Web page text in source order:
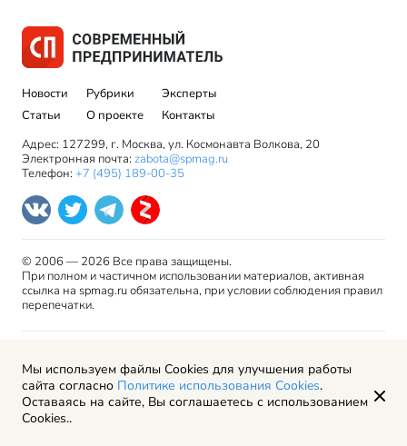
Новости
Статьи
Рубрики
О проекте
Эксперты
Контакты
Адрес: 127299, г. Москва, ул. Космонавта Волкова, 20
Электронная почта: zabota@spmag.ru
Телефон: +7 (495) 189-00-35
© 2006 — 2026 Все права защищены.
При полном и частичном использовании материалов, активная
ссылка на spmag.ru обязательна, при условии соблюдения правил
перепечатки.
права
Пользовательское соглашение
Политика обработки персональных данных
Рекламодателям
Мы используем файлы Cookies для улучшения работы
сайта согласно Политике использования Cookies.
Оставаясь на сайте, Вы соглашаетесь с использованием
Cookies..